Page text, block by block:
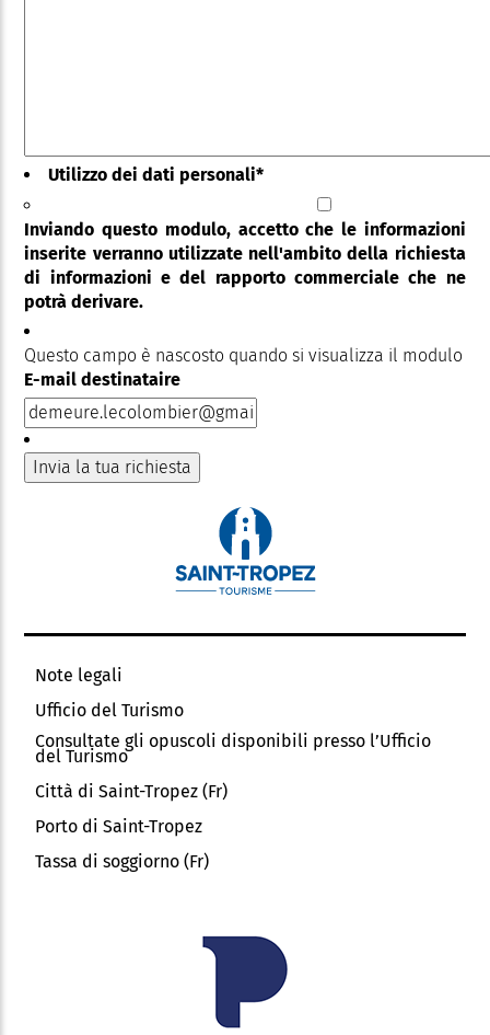
Utilizzo dei dati personali*
Inviando questo modulo, accetto che le informazioni
inserite verranno utilizzate nell'ambito della richiesta
di informazioni e del rapporto commerciale che ne
potrà derivare.
Questo campo è nascosto quando si visualizza il modulo
E-mail destinataire
Note legali
Ufficio del Turismo
Consultate gli opuscoli disponibili presso l’Ufficio
del Turismo
Città di Saint-Tropez (Fr)
Porto di Saint-Tropez
Tassa di soggiorno (Fr)